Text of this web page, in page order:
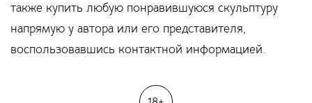
также купить любую понравившуюся скульптуру
напрямую у автора или его представителя,
воспользовавшись контактной информацией.